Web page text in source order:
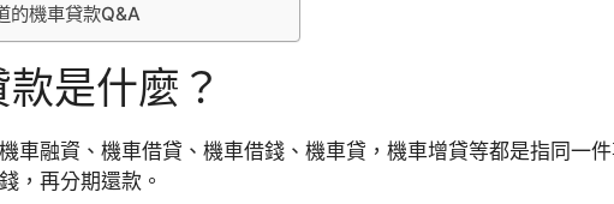
的機車貸款Q&A
是什麼？
車融資、機車借貸、機車借錢、機車貸，機車增貸等都是指同一
，再分期還款。